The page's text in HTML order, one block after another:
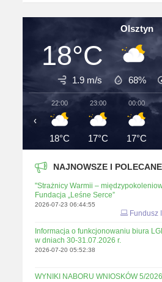
Olsztyn
18°C
1.9 m/s 68%
22:00
18°C
23:00
17°C
00:00
17°C
‹
NAJNOWSZE I POLECANE
"Strażnicy Warmii –
Fundacja „Leśne Serce”
2026-07-23 06:44:55
Fundusz
Informacja o funkcjonowaniu biura
w dniach 30-31.07.2026 r.
2026-07-20 05:52:38
WYNIKI NABORU WNIOSKÓW 5/2026